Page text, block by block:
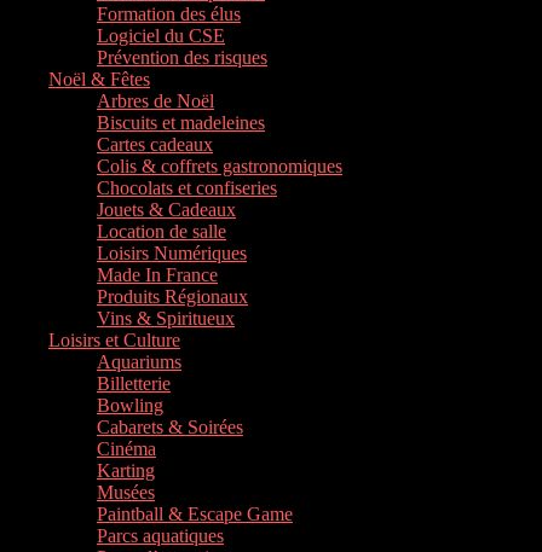
Formation des élus
Logiciel du CSE
Prévention des risques
Noël & Fêtes
Arbres de Noël
Biscuits et madeleines
Cartes cadeaux
Colis & coffrets gastronomiques
Chocolats et confiseries
Jouets & Cadeaux
Location de salle
Loisirs Numériques
Made In France
Produits Régionaux
Vins & Spiritueux
Loisirs et Culture
Aquariums
Billetterie
Bowling
Cabarets & Soirées
Cinéma
Karting
Musées
Paintball & Escape Game
Parcs aquatiques